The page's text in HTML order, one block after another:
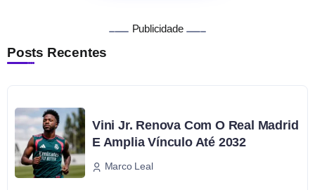
Publicidade
Posts Recentes
Vini Jr. Renova Com O Real Madrid
E Amplia Vínculo Até 2032
Marco Leal